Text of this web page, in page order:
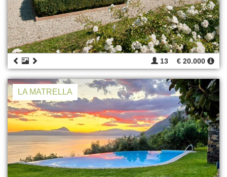
13 € 20.000
LA MATRELLA